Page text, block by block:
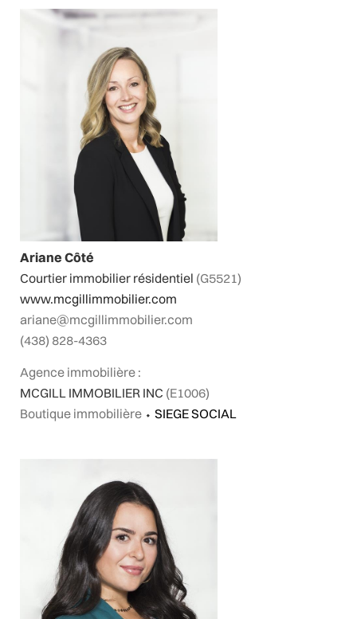
Ariane Côté
Courtier immobilier résidentiel (G5521)
www.mcgillimmobilier.com
ariane@mcgillimmobilier.com
(438) 828-4363
Agence immobilière :
MCGILL IMMOBILIER INC (E1006)
Boutique immobilière ⬩ SIEGE SOCIAL